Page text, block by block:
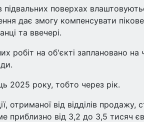
поверхах
дає змогу компенсувати
та ввечері.
робіт на об'єкті заплановано на
2025 року, тобто через рік.
отриманої від відділів продажу,
приблизно від 3,2 до 3,5 тисяч